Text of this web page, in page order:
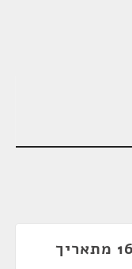
ישיבת ועדה של הכנסת ה-16 מתאריך